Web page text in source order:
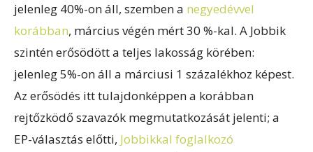
jelenleg 40%-on áll, szemben a negyedévvel
korábban, március végén mért 30 %-kal. A Jobbik
szintén erősödött a teljes lakosság körében:
jelenleg 5%-on áll a márciusi 1 százalékhoz képest.
Az erősödés itt tulajdonképpen a korábban
rejtőzködő szavazók megmutatkozását jelenti; a
EP-választás előtti, Jobbikkal foglalkozó